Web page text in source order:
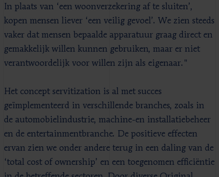
In plaats van ‘een woonverzekering af te sluiten’,
kopen mensen liever ‘een veilig gevoel’. We zien steeds
vaker dat mensen bepaalde apparatuur graag direct en
gemakkelijk willen kunnen gebruiken, maar er niet
verantwoordelijk voor willen zijn als eigenaar."
Het concept servitization is al met succes
geïmplementeerd in verschillende branches, zoals in
de automobielindustrie, machine-en installatiebeheer
en de entertainmentbranche. De positieve effecten
ervan zien we onder andere terug in een daling van de
‘total cost of ownership’ en een toegenomen efficiëntie